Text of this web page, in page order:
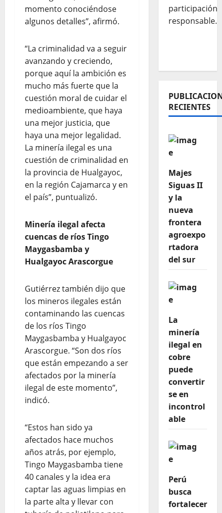
momento conociéndose
algunos detalles”, afirmó.
“La criminalidad va a seguir
avanzando y creciendo,
porque aquí la ambición es
mucho más fuerte que la
cuestión moral de cuidar el
medioambiente, que haya
una mejor justicia, que
haya una mejor legalidad.
La minería ilegal es una
cuestión de criminalidad en
la provincia de Hualgayoc,
en la región Cajamarca y en
el país”, puntualizó.
Minería ilegal afecta
cuencas de ríos Tingo
Maygasbamba y
Hualgayoc Arascorgue
Gutiérrez también dijo que
los mineros ilegales están
contaminando las cuencas
de los ríos Tingo
Maygasbamba y Hualgayoc
Arascorgue. “Son dos ríos
que están empezando a ser
afectados por la minería
ilegal de este momento”,
indicó.
“Estos han sido ya
afectados hace muchos
años atrás, por ejemplo,
Tingo Maygasbamba tiene
40 canales y la idea era
captar las aguas limpias en
la parte alta y llevar con
participación
responsable.
RECIENTES
Majes
Siguas II
y la
nueva
frontera
agroexpo
rtadora
del sur
La
minería
ilegal en
cobre
puede
convertir
se en
incontrol
able
Perú
busca
fortalecer